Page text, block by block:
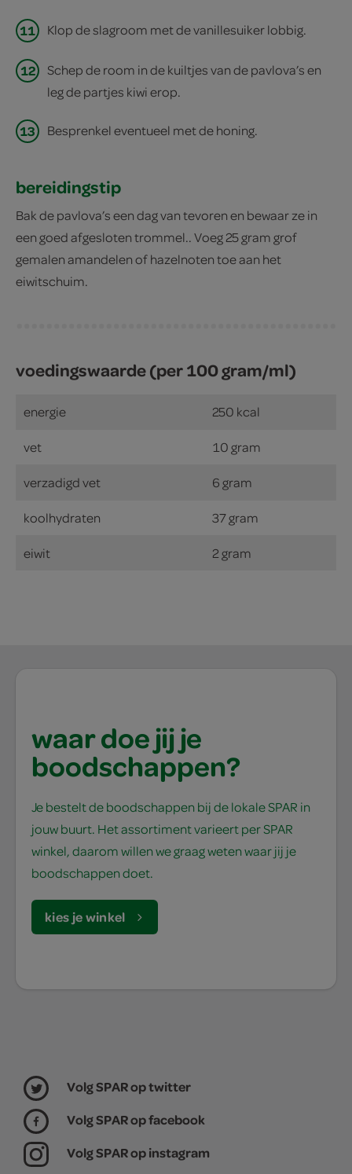
11 Klop de slagroom met de vanillesuiker lobbig.
12
Schep de room in de kuiltjes van de pavlova’s en
leg de partjes kiwi erop.
13 Besprenkel eventueel met de honing.
bereidingstip
Bak de pavlova’s een dag van tevoren en bewaar ze in
een goed afgesloten trommel.. Voeg 25 gram grof
gemalen amandelen of hazelnoten toe aan het
eiwitschuim.
voedingswaarde (per 100 gram/ml)
energie 250 kcal
vet 10 gram
verzadigd vet 6 gram
koolhydraten 37 gram
eiwit 2 gram
waar doe jij je
boodschappen?
Je bestelt de boodschappen bij de lokale SPAR in
jouw buurt. Het assortiment varieert per SPAR
winkel, daarom willen we graag weten waar jij je
boodschappen doet.
kies je winkel
Volg SPAR op twitter
Volg SPAR op facebook
Volg SPAR op instagram